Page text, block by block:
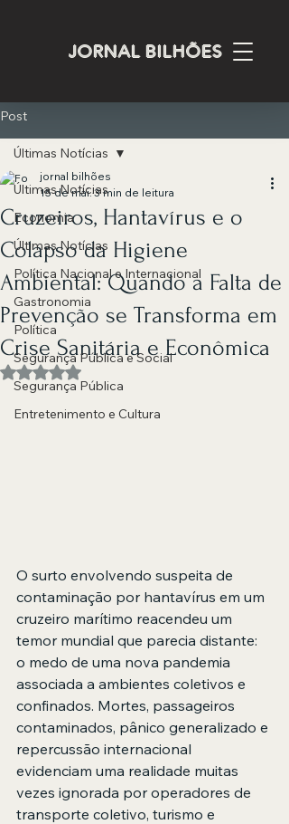
JORNAL BILHÕES
Post
Últimas Notícias
Economia
Últimas Notícias
Política Nacional e Internacional
Gastronomia
Política
Segurança Pública e Social
Segurança Pública
Entretenimento e Cultura
Últimas Notícias
Cruzeiros, Hantavírus e o
Colapso da Higiene
Ambiental: Quando a Falta de
Prevenção se Transforma em
Crise Sanitária e Econômica
jornal bilhões
15 de mai. 3 min de leitura
Avaliado com NaN de 5 estrelas.
O surto envolvendo suspeita de
contaminação por hantavírus em um
cruzeiro marítimo reacendeu um
temor mundial que parecia distante:
o medo de uma nova pandemia
associada a ambientes coletivos e
confinados. Mortes, passageiros
contaminados, pânico generalizado e
repercussão internacional
evidenciam uma realidade muitas
vezes ignorada por operadores de
transporte coletivo, turismo e